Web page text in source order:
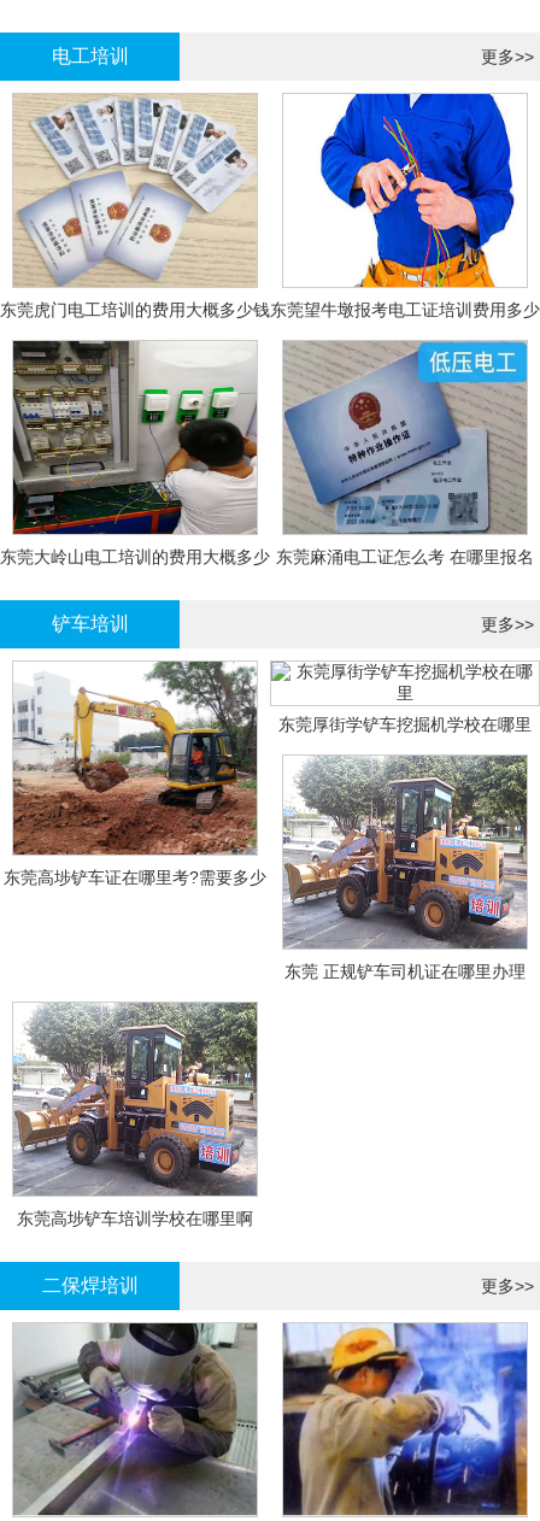
电工培训 更多>>
东莞虎门电工培训的费用大概多少钱东莞望牛墩报考电工证培训费用多少
钱
东莞大岭山电工培训的费用大概多少 东莞麻涌电工证怎么考 在哪里报名
铲车培训 更多>>
东莞高埗铲车证在哪里考?需要多少
东莞厚街学铲车挖掘机学校在哪里
东莞 正规铲车司机证在哪里办理
东莞高埗铲车培训学校在哪里啊
二保焊培训 更多>>